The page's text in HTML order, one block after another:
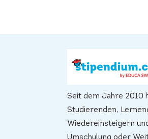
Seit dem Jahre 2010
Studierenden,
Wiedereinsteigern